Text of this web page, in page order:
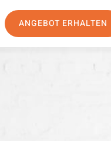
ANGEBOT ERHALTEN